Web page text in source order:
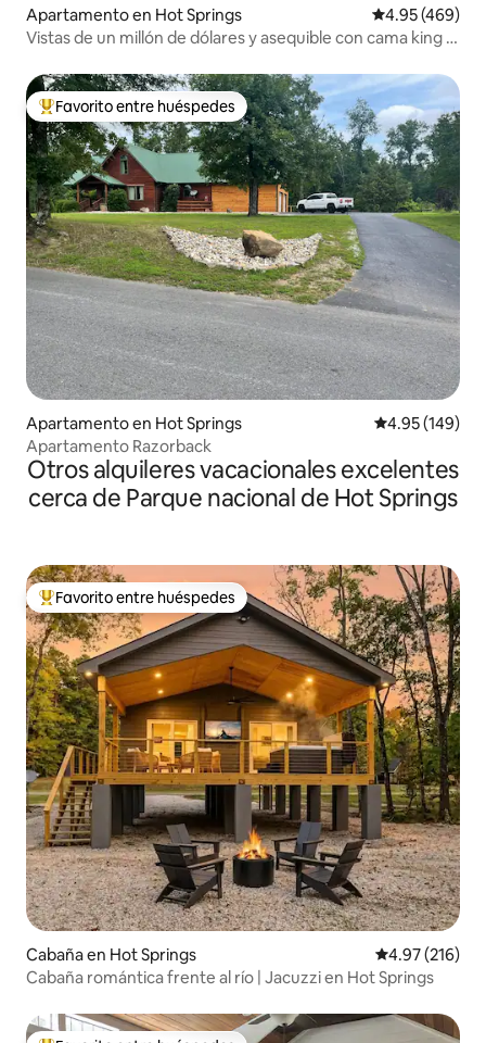
Apartamento en Hot Springs Calificación
4.95 (469)
Vistas de un millón de dólares y asequible con cama king y
Favorito entre huéspedes preferido
Favorito entre huéspedes
Apartamento en Hot Springs Calificación
4.95 (149)
Apartamento Razorback
Otros alquileres vacacionales excelentes
cerca de Parque nacional de Hot Springs
Favorito entre huéspedes preferido
Favorito entre huéspedes
Cabaña en Hot Springs Calificación
4.97 (216)
Cabaña romántica frente al río | Jacuzzi en Hot Springs